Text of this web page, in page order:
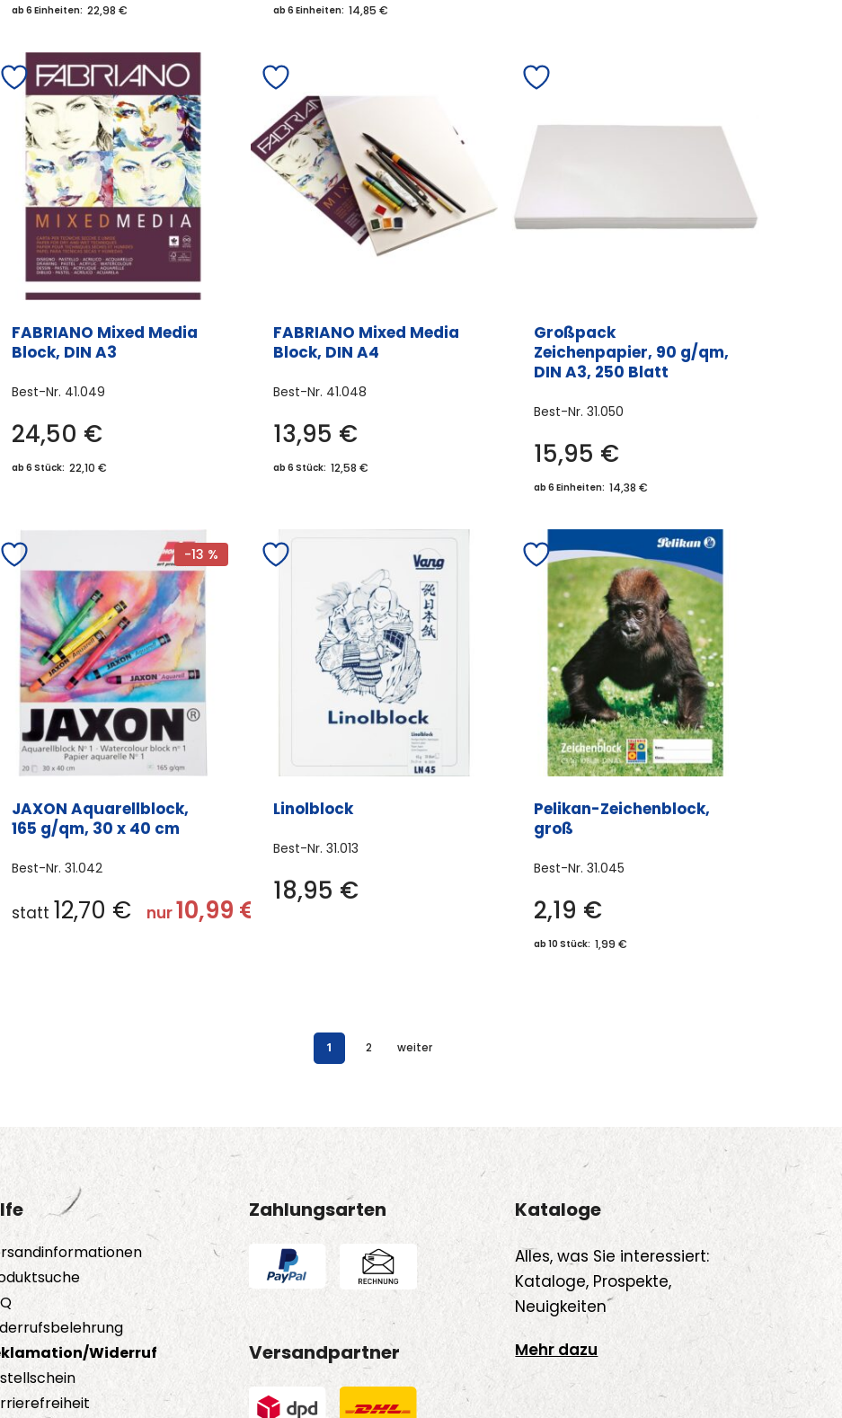
ab 6 Einheiten: 22,98 € ab 6 Einheiten: 14,85 €
FABRIANO Mixed Media
Block, DIN A3
Best-Nr. 41.049
24,50 €
ab 6 Stück: 22,10 €
FABRIANO Mixed Media
Block, DIN A4
Best-Nr. 41.048
13,95 €
ab 6 Stück: 12,58 €
Großpack
Zeichenpapier, 90 g/qm,
DIN A3, 250 Blatt
Best-Nr.31.050
15,95 €
ab 6 Einheiten: 14,38 €
-13 %
JAXON Aquarellblock,
165 g/qm, 30 x 40 cm
Best-Nr.31.042
statt 12,70 € nur10,99 €
Linolblock
Best-Nr. 31.013
18,95 €
Pelikan-Zeichenblock,
groß
Best-Nr.31.045
2,19 €
ab 10 Stück: 1,99 €
1 2 weiter
Widerruf
Zahlungsarten
Versandpartner
Kataloge
Alles, was Sie interessiert:
Kataloge, Prospekte,
Neuigkeiten
Mehr dazu